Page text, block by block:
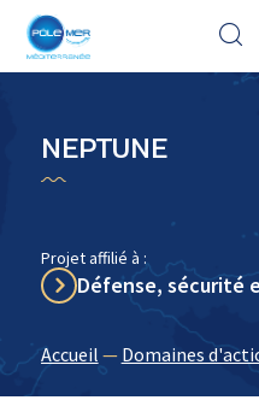
NEPTUNE
Projet affilié à :
Défense, sécurité
Accueil — Domaines
Panneau de gestion des cookies